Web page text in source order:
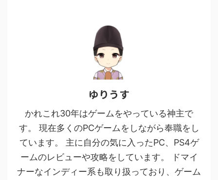
ゆりうす
かれこれ30年はゲームをやっている神主で
す。 現在多くのPCゲームをしながら奉職をし
ています。 主に自分の気に入ったPC、PS4ゲ
ームのレビューや攻略をしています。 ドマイ
ナーなインディー系も取り扱っており、ゲーム